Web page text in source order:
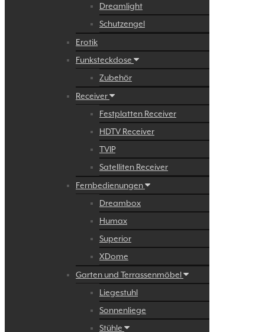
Dreamlight
Schutzengel
Erotik
Funksteckdose
Zubehör
Receiver
Festplatten Receiver
HDTV Receiver
TVIP
Satelliten Receiver
Fernbedienungen
Dreambox
Humax
Superior
XDome
Garten und Terrassenmöbel
Liegestuhl
Sonnenliege
Stühle